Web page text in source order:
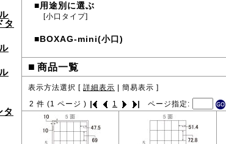
タ
タ
■用途別に選ぶ
[小口タイプ]
■BOXAG-mini(小口)
■ 商品一覧
表示方法選択 [ 詳細表示 簡易表示 ]
2 件 (1 ページ ) 1 ページ指定: